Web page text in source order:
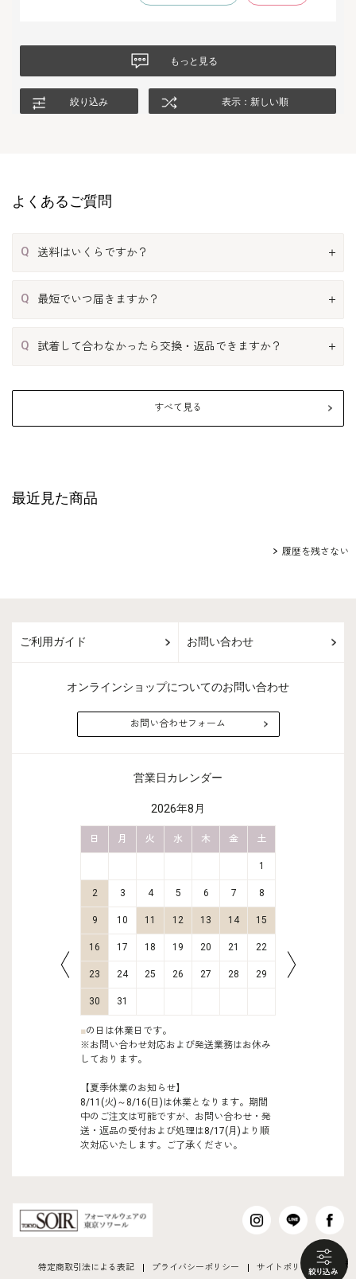
もっと見る
絞り込み 表示：新しい順
よくあるご質問
Q 送料はいくらですか？
Q 最短でいつ届きますか？
Q 試着して合わなかったら交換・返品できますか？
すべて見る
最近見た商品
履歴を残さない
ご利用ガイド お問い合わせ
オンラインショップについてのお問い合わせ
お問い合わせフォーム
営業日カレンダー
2026年8月
日 月 火 水 木 金 土
1
2 3 4 5 6 7 8
9 10 11 12 13 14 15
16 17 18 19 20 21 22
23 24 25 26 27 28 29
30 31
■の日は休業日です。
※お問い合わせ対応および発送業務はお休み
しております。
【夏季休業のお知らせ】
8/11(火)～8/16(日)は休業となります。期間
中のご注文は可能ですが、お問い合わせ・発
送・返品の受付および処理は8/17(月)より順
次対応いたします。ご了承ください。
特定商取引法による表記 プライバシーポリシー サイトポリシー